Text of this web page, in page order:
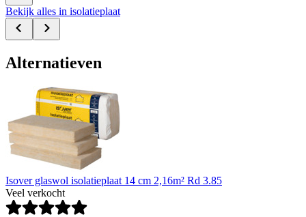
Bekijk alles in isolatieplaat
Alternatieven
Isover glaswol isolatieplaat 14 cm 2,16m² Rd 3.85
Veel verkocht